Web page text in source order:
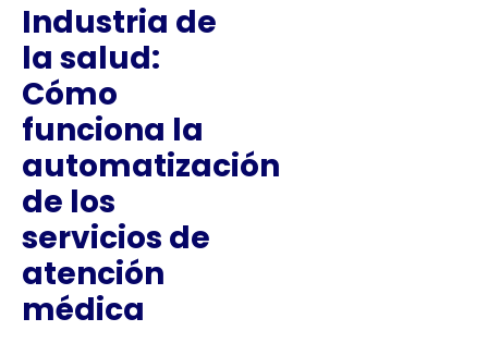
Industria de
la salud:
Cómo
funciona la
automatización
de los
servicios de
atención
médica